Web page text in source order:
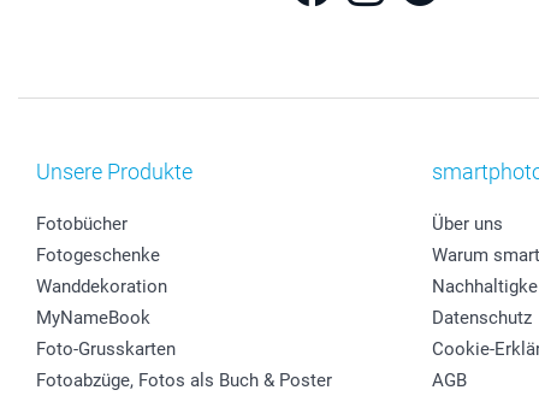
Unsere Produkte
Fotobücher
Fotogeschenke
Wanddekoration
MyNameBook
Foto-Grusskarten
Fotoabzüge, Fotos als Buch & Poster
Über uns
Warum
Datenschutz
Cookie-
AGB